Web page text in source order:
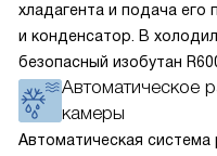
хладагента и подача его
и конденсатор. В
безопасный изобутан
окружающей среде.
по охладительному
лучше работает «мотор»
Автоматическое
камеры
Автоматическая